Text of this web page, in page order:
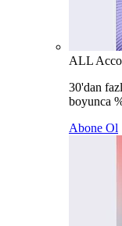
ALL
30'dan
boyunca
Abone Ol